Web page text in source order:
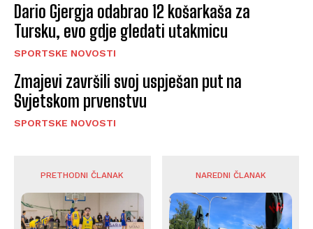
Dario Gjergja odabrao 12 košarkaša za
Tursku, evo gdje gledati utakmicu
SPORTSKE NOVOSTI
Zmajevi završili svoj uspješan put na
Svjetskom prvenstvu
SPORTSKE NOVOSTI
PRETHODNI ČLANAK NAREDNI ČLANAK